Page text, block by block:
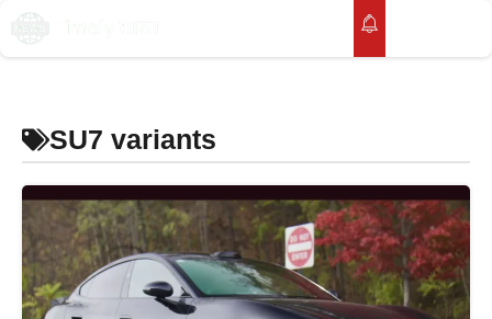
Skip
SU7 variants